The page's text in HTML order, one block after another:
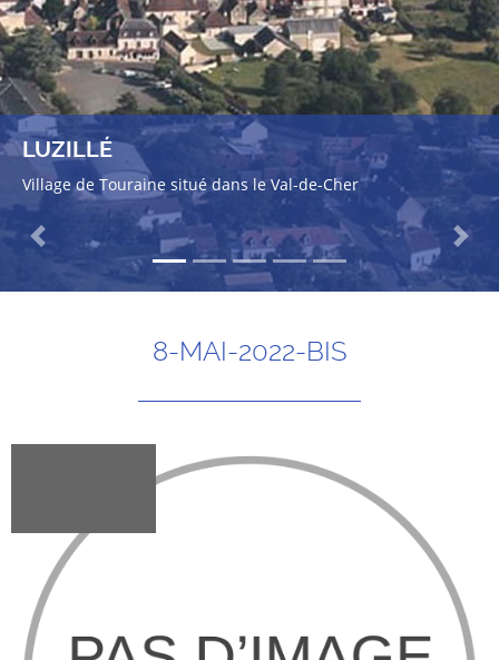
LUZILLÉ
Village de Touraine situé dans le Val-de-Cher
Previous Next
8-MAI-2022-BIS